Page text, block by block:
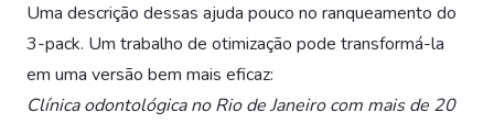
Uma descrição dessas ajuda pouco no ranqueamento do
3-pack. Um trabalho de otimização pode transformá-la
em uma versão bem mais eficaz:
Clínica odontológica no Rio de Janeiro com mais de 20